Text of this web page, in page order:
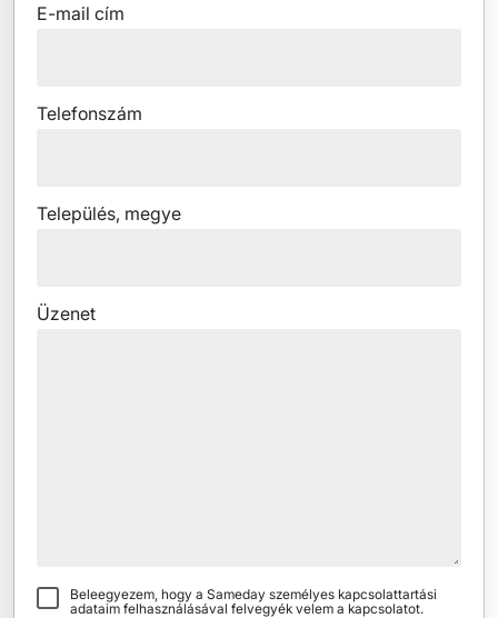
E-mail cím
Telefonszám
Település, megye
Üzenet
Beleegyezem, hogy a Sameday személyes kapcsolattartási
adataim felhasználásával felvegyék velem a kapcsolatot.